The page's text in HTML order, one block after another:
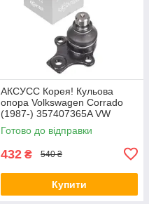
AКСУСС Корея! Кульова
опора Volkswagen Corrado
(1987-) 357407365A VW
Corrado. Aксусс Корея -
Оригинал!
Готово до відправки
432 ₴ 540 ₴
Купити